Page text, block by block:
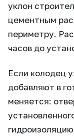
уклон
цементным
периметру.
часов до
Если колодец
добавляют в
меняется: